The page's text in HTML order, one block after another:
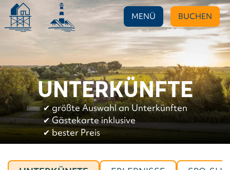
MENÜ BUCHEN
UNTERKÜNFTE
✔︎größte Auswahl an Unterkünften
✔︎Gästekarte inklusive
✔︎ bester Preis